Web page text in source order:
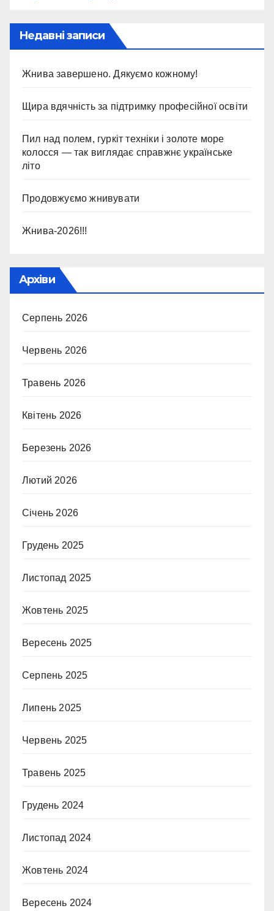
Недавні записи
Жнива завершено. Дякуємо кожному!
Щира вдячність за підтримку професійної освіти
Пил над полем, гуркіт техніки і золоте море
колосся — так виглядає справжнє українське
літо
Продовжуємо жнивувати
Жнива-2026!!!
Архіви
Серпень 2026
Червень 2026
Травень 2026
Квітень 2026
Березень 2026
Лютий 2026
Січень 2026
Грудень 2025
Листопад 2025
Жовтень 2025
Вересень 2025
Серпень 2025
Липень 2025
Червень 2025
Травень 2025
Грудень 2024
Листопад 2024
Жовтень 2024
Вересень 2024